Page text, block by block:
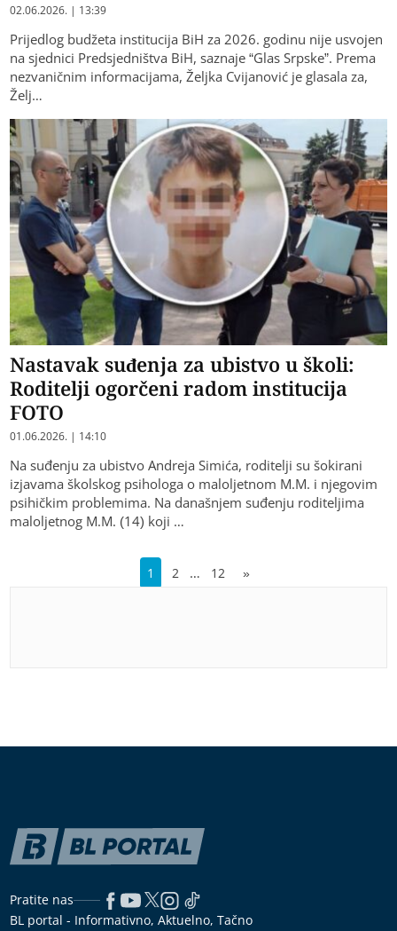
02.06.2026. | 13:39
Prijedlog budžeta institucija BiH za 2026. godinu nije usvojen
na sjednici Predsjedništva BiH, saznaje “Glas Srpske”. Prema
nezvaničnim informacijama, Željka Cvijanović je glasala za,
Želj…
Nastavak suđenja za ubistvo u školi:
Roditelji ogorčeni radom institucija
FOTO
01.06.2026. | 14:10
Na suđenju za ubistvo Andreja Simića, roditelji su šokirani
izjavama školskog psihologa o maloljetnom M.M. i njegovim
psihičkim problemima. Na današnjem suđenju roditeljima
maloljetnog M.M. (14) koji …
1 2 … 12 »
Pratite nas
BL portal - Informativno, Aktuelno, Tačno